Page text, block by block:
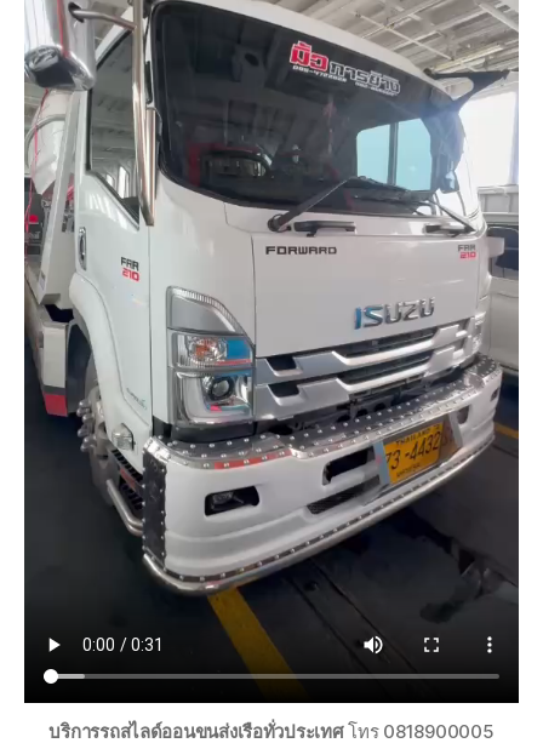
บริการรถสไลด์ออนขนส่งเรือทั่วประเทศโทร 0818900005